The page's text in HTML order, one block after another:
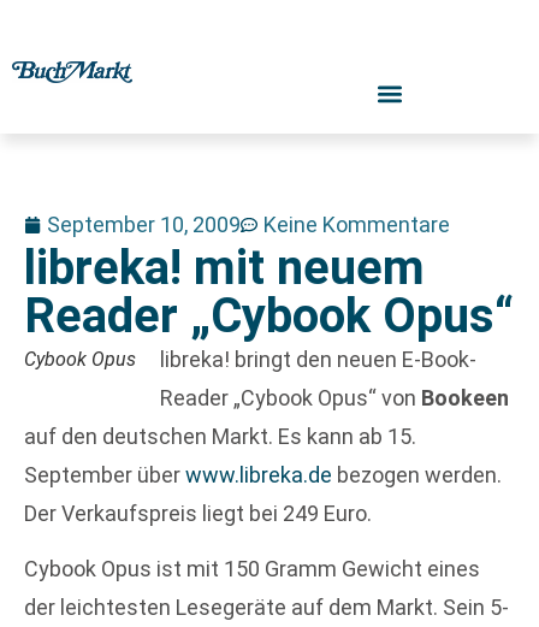
September 10, 2009 Keine Kommentare
libreka! mit neuem
Reader „Cybook Opus“
Cybook Opus
libreka! bringt den neuen E-Book-
Reader „Cybook Opus“ von Bookeen
auf den deutschen Markt. Es kann ab 15.
September überwww.libreka.de bezogen werden.
Der Verkaufspreis liegt bei 249 Euro.
Cybook Opus ist mit 150 Gramm Gewicht eines
der leichtesten Lesegeräte auf dem Markt. Sein 5-